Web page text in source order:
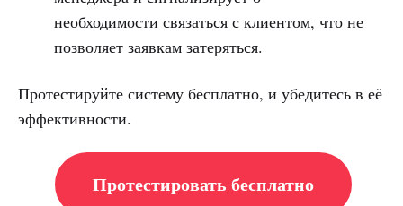
необходимости связаться с клиентом, что не
позволяет заявкам затеряться.
Протестируйте систему бесплатно, и убедитесь в её
эффективности.
Протестировать бесплатно